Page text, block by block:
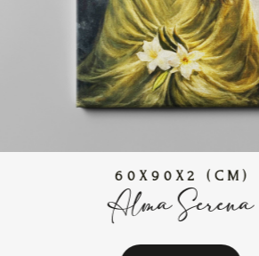
60X90X2 (CM)
Alma Serena